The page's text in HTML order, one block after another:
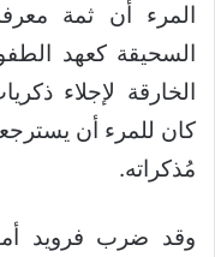
المرء أن ثمة
السحيقة كعهد
الخارقة لإجلاء
كان للمرء أن
مُذكراته.
وقد ضرب فرويد